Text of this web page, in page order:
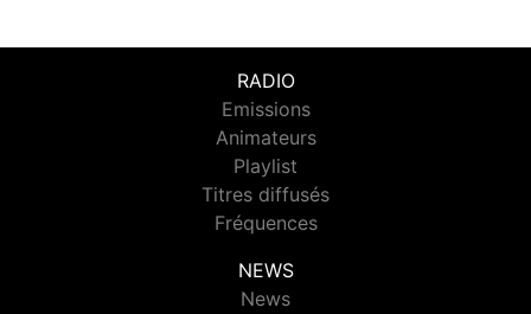
RADIO
Emissions
Animateurs
Playlist
Titres diffusés
Fréquences
NEWS
News